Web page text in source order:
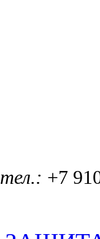
тел.: +7